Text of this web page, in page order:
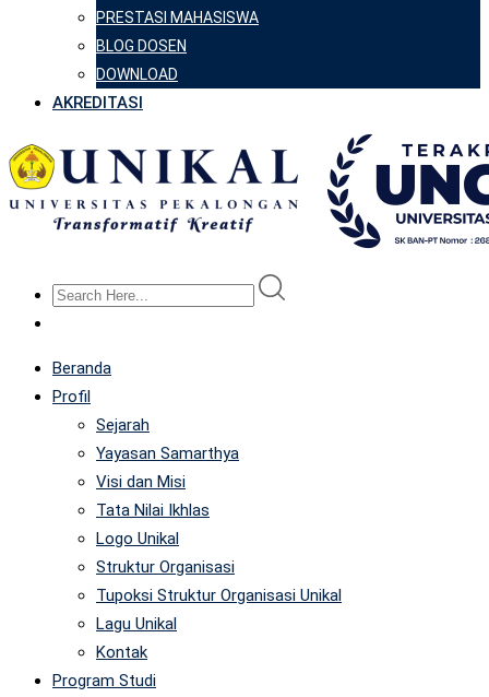
PRESTASI MAHASISWA
BLOG DOSEN
DOWNLOAD
AKREDITASI
Beranda
Profil
Sejarah
Yayasan Samarthya
Visi dan Misi
Tata Nilai Ikhlas
Logo Unikal
Struktur Organisasi
Tupoksi Struktur Organisasi Unikal
Lagu Unikal
Kontak
Program Studi